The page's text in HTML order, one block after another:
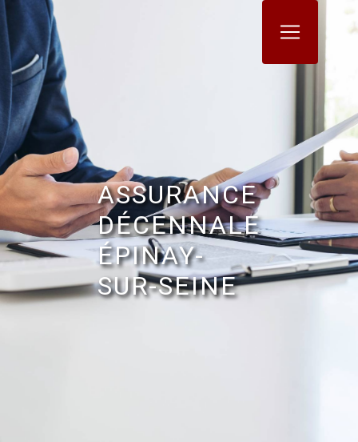
ASSURANCE
DÉCENNALE
ÉPINAY-
SUR-SEINE
Panneau de gestion des cookies